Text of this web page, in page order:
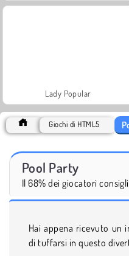
Lady Popular
Giochi di HTML5
Pool Party
Il 68% dei giocatori
Hai appena ricevuto un
di tuffarsi in questo